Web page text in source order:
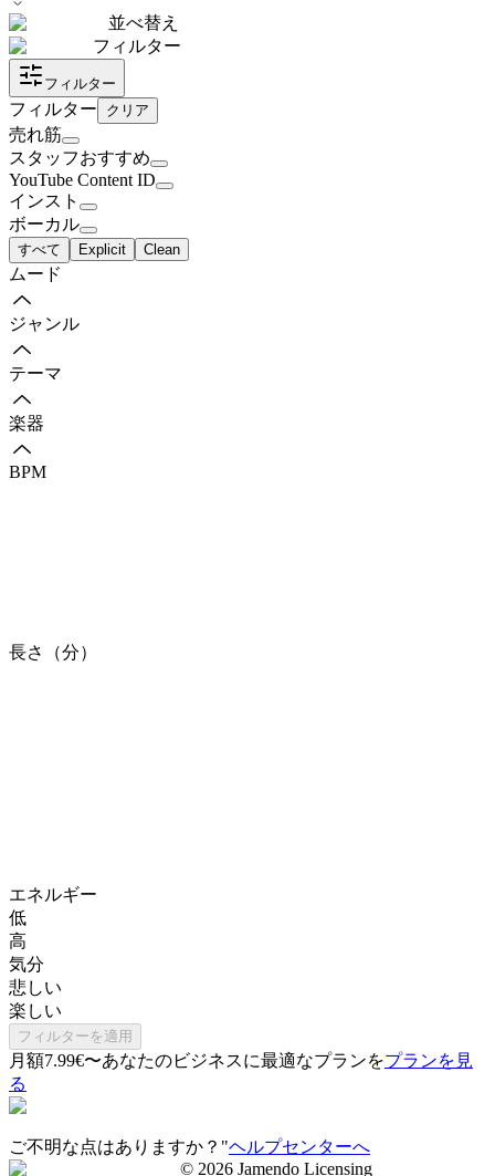
並べ替え
フィルター
フィルター
フィルター クリア
売れ筋
スタッフおすすめ
YouTube Content ID
インスト
ボーカル
すべて Explicit Clean
ムード
ジャンル
テーマ
楽器
BPM
長さ（分）
エネルギー
低
高
気分
悲しい
楽しい
フィルターを適用
月額7.99€〜あなたのビジネスに最適なプランをプランを見
る
ご不明な点はありますか？"ヘルプセンターへ
© 2026 Jamendo Licensing